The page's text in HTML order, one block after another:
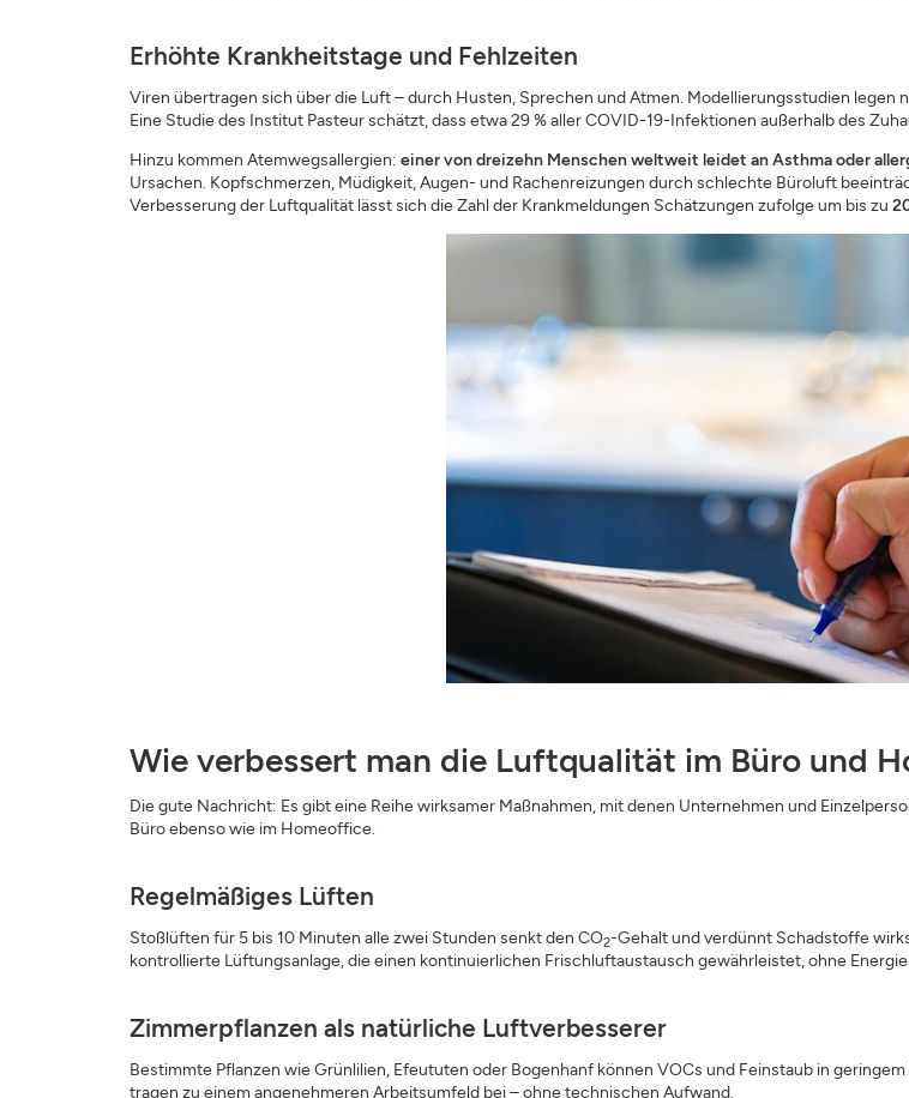
Erhöhte Krankheitstage und Fehlzeiten
Viren übertragen sich über die Luft – durch Husten, Sprechen und Atmen. Modellierungsstudien legen
Eine Studie des Institut Pasteur schätzt, dass etwa 29 % aller COVID-19-Infektionen außerhalb des
Hinzu kommen Atemwegsallergien: einer von dreizehn Menschen weltweit leidet an Asthma oder
Ursachen. Kopfschmerzen, Müdigkeit, Augen- und Rachenreizungen durch schlechte Büroluft
Verbesserung der Luftqualität lässt sich die Zahl der Krankmeldungen Schätzungen zufolge um bis zu
Wie verbessert man die Luftqualität im Büro und
Die gute Nachricht: Es gibt eine Reihe wirksamer Maßnahmen, mit denen Unternehmen und
Büro ebenso wie im Homeoffice.
Regelmäßiges Lüften
Stoßlüften für 5 bis 10 Minuten alle zwei Stunden senkt den CO2-Gehalt und verdünnt Schadstoffe
kontrollierte Lüftungsanlage, die einen kontinuierlichen Frischluftaustausch gewährleistet, ohne
Zimmerpflanzen als natürliche Luftverbesserer
Bestimmte Pflanzen wie Grünlilien, Efeututen oder Bogenhanf können VOCs und Feinstaub in
tragen zu einem angenehmeren Arbeitsumfeld bei – ohne technischen Aufwand.